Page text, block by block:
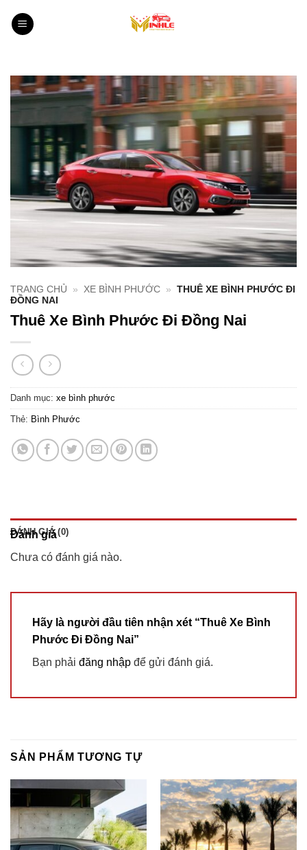
qua
TRANG CHỦ » XE BÌNH PHƯỚC »
THUÊ XE BÌNH PHƯỚC ĐI
ĐỒNG NAI
Thuê Xe Bình Phước Đi Đồng Nai
Danh mục: xe bình phước
Thẻ: Bình Phước
ĐÁNH GIÁ (0)
Đánh giá
Chưa có đánh giá nào.
Hãy là người đầu tiên nhận xét “Thuê Xe Bình
Phước Đi Đồng Nai”
Bạn phải đăng nhập để gửi đánh giá.
SẢN PHẨM TƯƠNG TỰ